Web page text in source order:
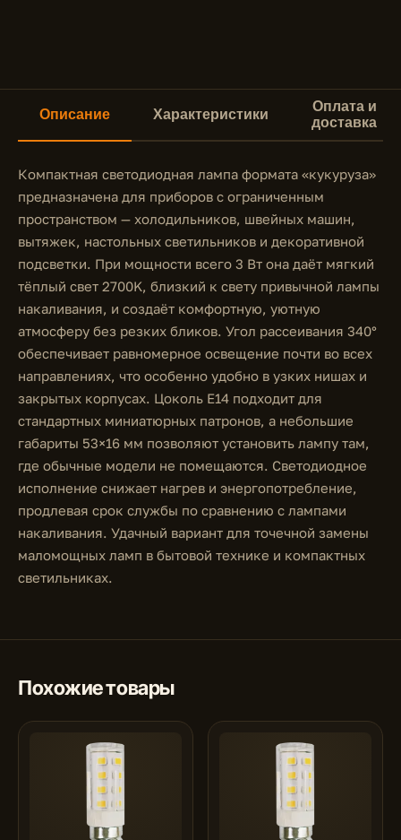
Описание Характеристики
Оплата и
доставка
Компактная светодиодная лампа формата «кукуруза»
предназначена для приборов с ограниченным
пространством — холодильников, швейных машин,
вытяжек, настольных светильников и декоративной
подсветки. При мощности всего 3 Вт она даёт мягкий
тёплый свет 2700K, близкий к свету привычной лампы
накаливания, и создаёт комфортную, уютную
атмосферу без резких бликов. Угол рассеивания 340°
обеспечивает равномерное освещение почти во всех
направлениях, что особенно удобно в узких нишах и
закрытых корпусах. Цоколь E14 подходит для
стандартных миниатюрных патронов, а небольшие
габариты 53×16 мм позволяют установить лампу там,
где обычные модели не помещаются. Светодиодное
исполнение снижает нагрев и энергопотребление,
продлевая срок службы по сравнению с лампами
накаливания. Удачный вариант для точечной замены
маломощных ламп в бытовой технике и компактных
светильниках.
Похожие товары